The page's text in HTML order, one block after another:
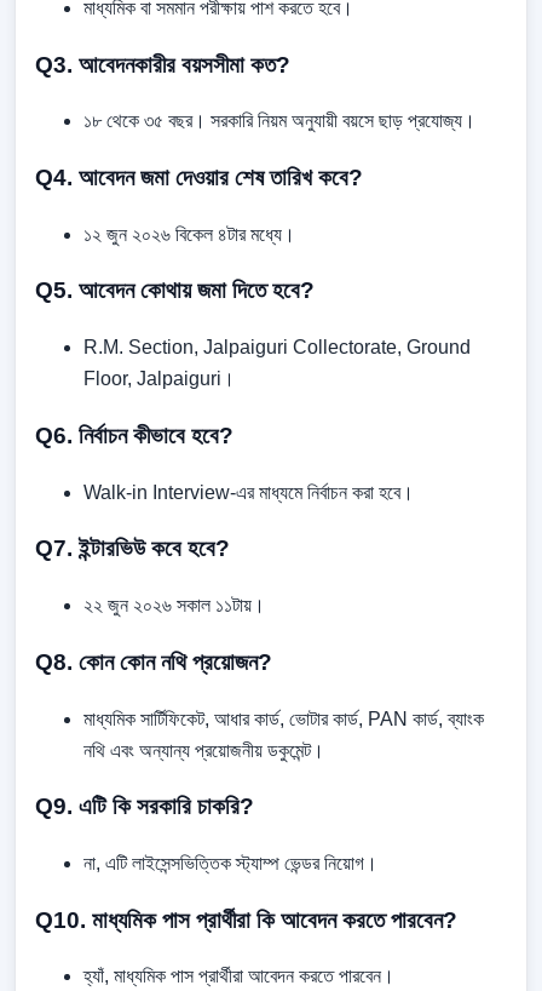
মাধ্যমিক বা সমমান পরীক্ষায় পাশ করতে হবে।
Q3. আবেদনকারীর বয়সসীমা কত?
১৮ থেকে ৩৫ বছর। সরকারি নিয়ম অনুযায়ী বয়সে ছাড় প্রযোজ্য।
Q4. আবেদন জমা দেওয়ার শেষ তারিখ কবে?
১২ জুন ২০২৬ বিকেল ৪টার মধ্যে।
Q5. আবেদন কোথায় জমা দিতে হবে?
R.M. Section, Jalpaiguri Collectorate, Ground
Floor, Jalpaiguri।
Q6. নির্বাচন কীভাবে হবে?
Walk-in Interview-এর মাধ্যমে নির্বাচন করা হবে।
Q7. ইন্টারভিউ কবে হবে?
২২ জুন ২০২৬ সকাল ১১টায়।
Q8. কোন কোন নথি প্রয়োজন?
মাধ্যমিক সার্টিফিকেট, আধার কার্ড, ভোটার কার্ড, PAN কার্ড, ব্যাংক
নথি এবং অন্যান্য প্রয়োজনীয় ডকুমেন্ট।
Q9. এটি কি সরকারি চাকরি?
না, এটি লাইসেন্সভিত্তিক স্ট্যাম্প ভেন্ডর নিয়োগ।
Q10. মাধ্যমিক পাস প্রার্থীরা কি আবেদন করতে পারবেন?
হ্যাঁ, মাধ্যমিক পাস প্রার্থীরা আবেদন করতে পারবেন।